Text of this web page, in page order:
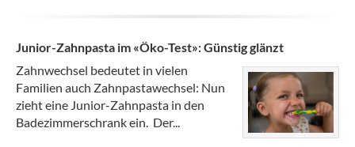
Junior-Zahnpasta im «Öko-Test»: Günstig glänzt
Zahnwechsel bedeutet in vielen
Familien auch Zahnpastawechsel: Nun
zieht eine Junior-Zahnpasta in den
Badezimmerschrank ein. Der...